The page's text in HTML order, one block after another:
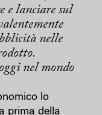
e lanciare sul
nelle
nel mondo
lo
prima della